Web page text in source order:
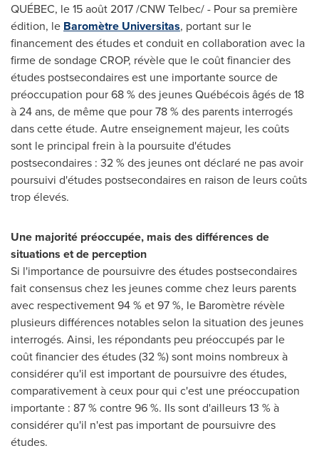
QUÉBEC, le 15 août 2017 /CNW Telbec/ - Pour sa première
édition, le Baromètre Universitas, portant sur le
financement des études et conduit en collaboration avec la
firme de sondage CROP, révèle que le coût financier des
études postsecondaires est une importante source de
préoccupation pour 68 % des jeunes Québécois âgés de 18
à 24 ans, de même que pour 78 % des parents interrogés
dans cette étude. Autre enseignement majeur, les coûts
sont le principal frein à la poursuite d'études
postsecondaires : 32 % des jeunes ont déclaré ne pas avoir
poursuivi d'études postsecondaires en raison de leurs coûts
trop élevés.
Une majorité préoccupée, mais des différences de
situations et de perception
Si l'importance de poursuivre des études postsecondaires
fait consensus chez les jeunes comme chez leurs parents
avec respectivement 94 % et 97 %, le Baromètre révèle
plusieurs différences notables selon la situation des jeunes
interrogés. Ainsi, les répondants peu préoccupés par le
coût financier des études (32 %) sont moins nombreux à
considérer qu'il est important de poursuivre des études,
comparativement à ceux pour qui c'est une préoccupation
importante : 87 % contre 96 %. Ils sont d'ailleurs 13 % à
considérer qu'il n'est pas important de poursuivre des
études.